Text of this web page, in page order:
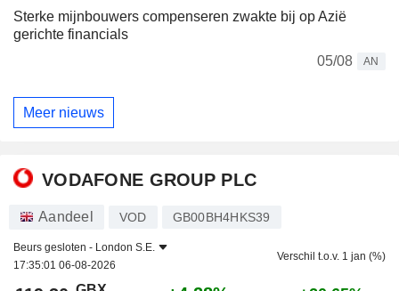
Sterke mijnbouwers compenseren zwakte bij op Azië
gerichte financials
05/08
AN
Meer nieuws
VODAFONE GROUP PLC
Aandeel VOD GB00BH4HKS39
Beurs gesloten - London S.E.
17:35:01 06-08-2026
Verschil t.o.v. 1 jan (%)